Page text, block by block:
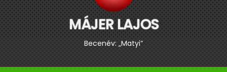
MÁJER LAJOS
Becenév: „Matyi”